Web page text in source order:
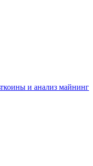
и анализ майнинг